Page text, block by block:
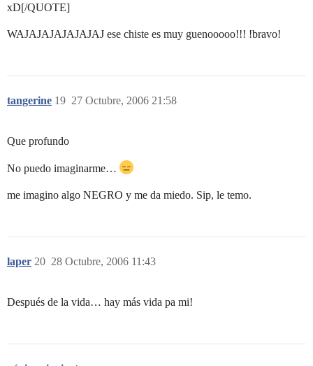
xD[/QUOTE]
WAJAJAJAJAJAJAJ ese chiste es muy guenooooo!!! !bravo!
tangerine 27 Octubre, 2006 21:58
19
Que profundo
No puedo imaginarme…
me imagino algo NEGRO y me da miedo. Sip, le temo.
laper 28 Octubre, 2006 11:43
20
Después de la vida… hay más vida pa mi!